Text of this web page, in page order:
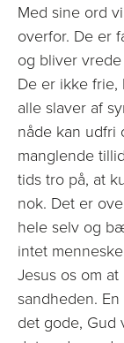
Med sine ord
overfor. De er
og bliver
De er ikke
alle slaver af
nåde kan udfri
manglende
tids tro på, at
nok. Det er
hele selv og
intet
Jesus os om
sandheden.
det gode, Gud